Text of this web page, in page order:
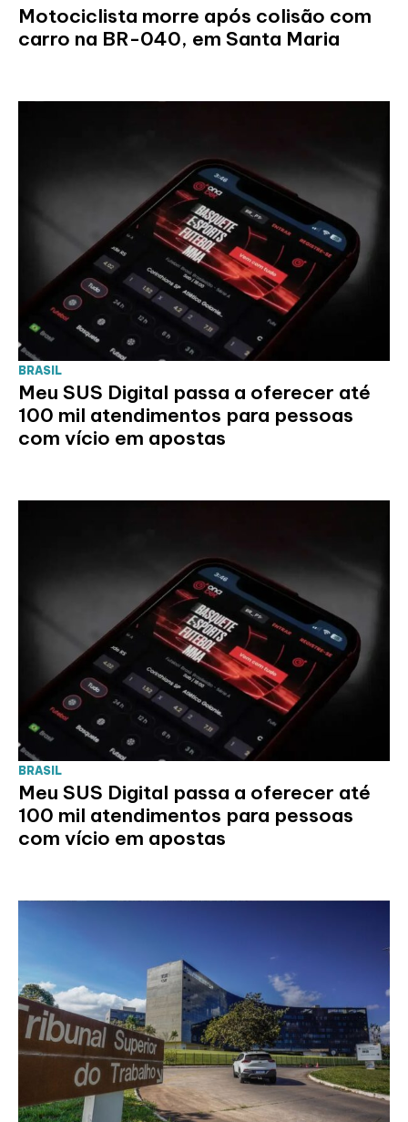
Motociclista morre após colisão com
carro na BR-040, em Santa Maria
BRASIL
Meu SUS Digital passa a oferecer até
100 mil atendimentos para pessoas
com vício em apostas
BRASIL
Meu SUS Digital passa a oferecer até
100 mil atendimentos para pessoas
com vício em apostas